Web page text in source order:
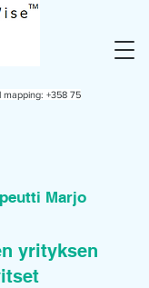
mapping: +358 75
Marjo
yrityksen